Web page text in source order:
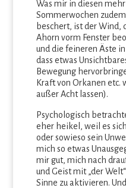
Was mir in diesen
Sommerwochen
beschert, ist der Wind,
Ahorn vorm Fenster
und die feineren Äste
dass etwas
Bewegung
Kraft von Orkanen etc.
außer Acht lassen).
Psychologisch
eher heikel, weil es
oder sowieso sein
mich so etwas
mir gut, mich nach
und Geist mit „der
Sinne zu aktivieren.